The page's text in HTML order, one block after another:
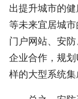
出提升城市的
等未来宜居城
门户网站、安
企业合作，规
样的大型系统